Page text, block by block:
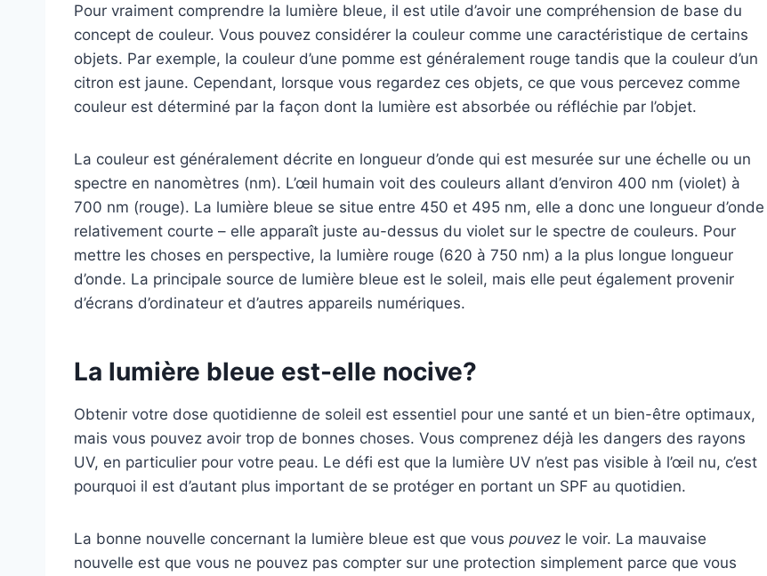
Pour vraiment comprendre la lumière bleue, il est utile d’avoir une compréhension de base du
concept de couleur. Vous pouvez considérer la couleur comme une caractéristique de certains
objets. Par exemple, la couleur d’une pomme est généralement rouge tandis que la couleur d’un
citron est jaune. Cependant, lorsque vous regardez ces objets, ce que vous percevez comme
couleur est déterminé par la façon dont la lumière est absorbée ou réfléchie par l’objet.
La couleur est généralement décrite en longueur d’onde qui est mesurée sur une échelle ou un
spectre en nanomètres (nm). L’œil humain voit des couleurs allant d’environ 400 nm (violet) à
700 nm (rouge). La lumière bleue se situe entre 450 et 495 nm, elle a donc une longueur d’onde
relativement courte – elle apparaît juste au-dessus du violet sur le spectre de couleurs. Pour
mettre les choses en perspective, la lumière rouge (620 à 750 nm) a la plus longue longueur
d’onde. La principale source de lumière bleue est le soleil, mais elle peut également provenir
d’écrans d’ordinateur et d’autres appareils numériques.
La lumière bleue est-elle nocive?
Obtenir votre dose quotidienne de soleil est essentiel pour une santé et un bien-être optimaux,
mais vous pouvez avoir trop de bonnes choses. Vous comprenez déjà les dangers des rayons
UV, en particulier pour votre peau. Le défi est que la lumière UV n’est pas visible à l’œil nu, c’est
pourquoi il est d’autant plus important de se protéger en portant un SPF au quotidien.
La bonne nouvelle concernant la lumière bleue est que vous pouvez le voir. La mauvaise
nouvelle est que vous ne pouvez pas compter sur une protection simplement parce que vous